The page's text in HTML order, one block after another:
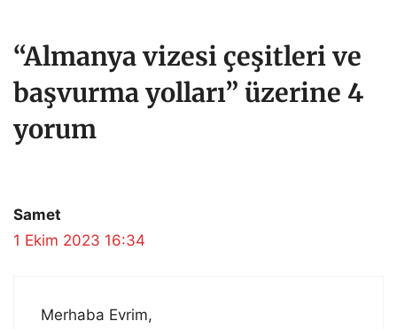
“Almanya vizesi çeşitleri ve
başvurma yolları” üzerine 4
yorum
Samet
1 Ekim 2023 16:34
Merhaba Evrim,